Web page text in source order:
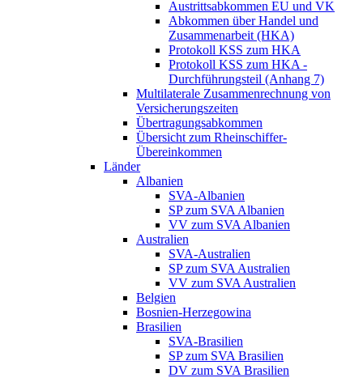
Austrittsabkommen EU und VK
Abkommen über Handel und
Zusammenarbeit (HKA)
Protokoll KSS zum HKA
Protokoll KSS zum HKA -
Durchführungsteil (Anhang 7)
Multilaterale Zusammenrechnung von
Versicherungszeiten
Übertragungsabkommen
Übersicht zum Rheinschiffer-
Übereinkommen
Länder
Albanien
SVA-Albanien
SP zum SVA Albanien
VV zum SVA Albanien
Australien
SVA-Australien
SP zum SVA Australien
VV zum SVA Australien
Belgien
Bosnien-Herzegowina
Brasilien
SVA-Brasilien
SP zum SVA Brasilien
DV zum SVA Brasilien